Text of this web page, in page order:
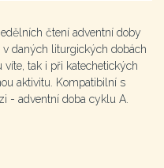
čtení adventní doby
daných liturgických dobách
tak i při katechetických
aktivitu. Kompatibilní s
- adventní doba cyklu A.